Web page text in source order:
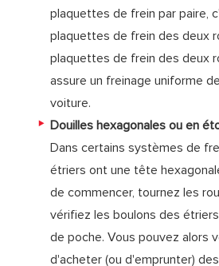
plaquettes de frein par paire,
plaquettes de frein des deux
plaquettes de frein des deux
assure un freinage uniforme
voiture.
Douilles hexagonales ou en
Dans certains systèmes de
étriers ont une tête
de commencer, tournez les
vérifiez les boulons des
de poche. Vous pouvez alors
d'acheter (ou d'emprunter)